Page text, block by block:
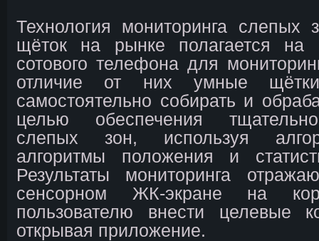
Технология мониторинга слепых
щёток на рынке полагается на
сотового телефона для
отличие от них умные
самостоятельно собирать и
целью обеспечения
слепых зон, используя
алгоритмы положения и
Результаты мониторинга
сенсорном ЖК-экране на
пользователю внести целевые
открывая приложение.